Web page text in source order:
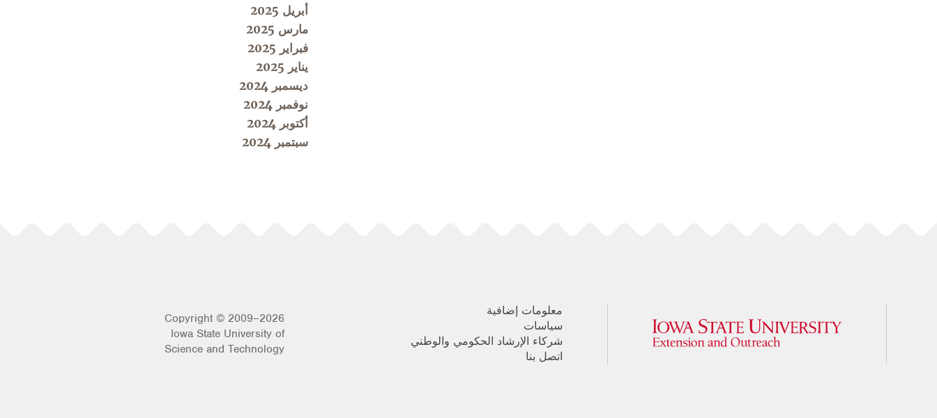
أبريل 2025
مارس 2025
فبراير 2025
يناير 2025
ديسمبر 2024
نوفمبر 2024
أكتوبر 2024
سبتمبر 2024
معلومات إضافية
سياسات
شركاء الإرشاد الحكومي والوطني
اتصل بنا
Copyright © 2009–2026
Iowa State University of
Science and Technology